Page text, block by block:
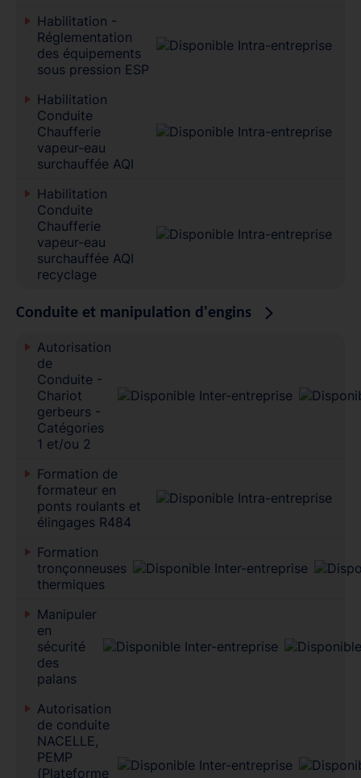
Habilitation -
Réglementation
des équipements
sous pression ESP
Habilitation
Conduite
Chaufferie
vapeur-eau
surchauffée AQI
Habilitation
Conduite
Chaufferie
vapeur-eau
surchauffée AQI
recyclage
Conduite et manipulation d'engins
Autorisation
de
Conduite -
Chariot
gerbeurs -
Catégories
1 et/ou 2
Formation de
formateur en
ponts roulants et
élingages R484
Formation
tronçonneuses
thermiques
Manipuler
en
sécurité
des
palans
Autorisation
de conduite
NACELLE,
PEMP
(Plateforme